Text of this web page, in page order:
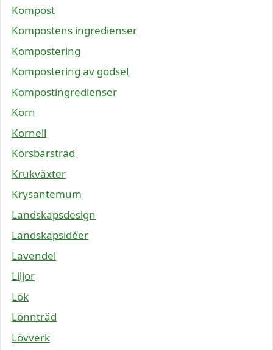
Kompost
Kompostens ingredienser
Kompostering
Kompostering av gödsel
Kompostingredienser
Korn
Kornell
Körsbärsträd
Krukväxter
Krysantemum
Landskapsdesign
Landskapsidéer
Lavendel
Liljor
Lök
Lönnträd
Lövverk